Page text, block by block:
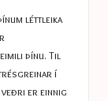
léttleika
þínu. Til
í
er einnig